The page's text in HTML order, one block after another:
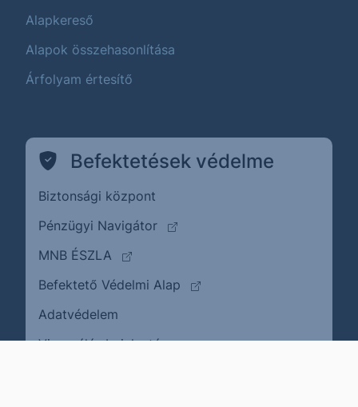
Alapkereső
Alapok összehasonlítása
Árfolyam értesítő
Befektetések védelme
Biztonsági központ
Pénzügyi Navigátor
(külső oldalra ugrik)
MNB ÉSZLA
(külső oldalra ugrik)
Befektető Védelmi Alap
(külső oldalra ugrik)
Adatvédelem
Visszaélés bejelentése(külső oldalra ugrik)